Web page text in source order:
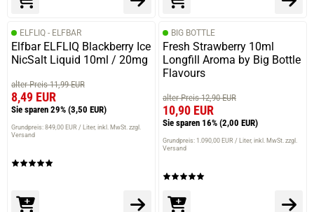
ELFLIQ - ELFBAR
Elfbar ELFLIQ Blackberry Ice
NicSalt Liquid 10ml / 20mg
alter Preis 11,99 EUR
8,49 EUR
Sie sparen 29% (3,50 EUR)
Grundpreis: 849,00 EUR / Liter inkl. MwSt. zzgl.
Versand
BIG BOTTLE
Fresh Strawberry 10ml
Longfill Aroma by Big Bottle
Flavours
alter Preis 12,90 EUR
10,90 EUR
Sie sparen 16% (2,00 EUR)
Grundpreis: 1.090,00 EUR / Liter inkl. MwSt. zzgl.
Versand